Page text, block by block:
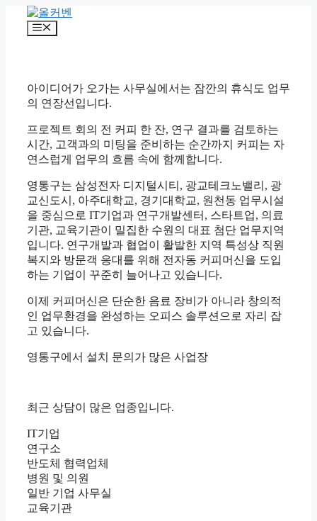
메
아이디어가 오가는 사무실에서는 잠깐의 휴식도 업무
의 연장선입니다.
프로젝트 회의 전 커피 한 잔, 연구 결과를 검토하는
시간, 고객과의 미팅을 준비하는 순간까지 커피는 자
연스럽게 업무의 흐름 속에 함께합니다.
영통구는 삼성전자 디지털시티, 광교테크노밸리, 광
교신도시, 아주대학교, 경기대학교, 원천동 업무시설
을 중심으로 IT기업과 연구개발센터, 스타트업, 의료
기관, 교육기관이 밀집한 수원의 대표 첨단 업무지역
입니다. 연구개발과 협업이 활발한 지역 특성상 직원
복지와 방문객 응대를 위해 전자동 커피머신을 도입
하는 기업이 꾸준히 늘어나고 있습니다.
이제 커피머신은 단순한 음료 장비가 아니라 창의적
인 업무환경을 완성하는 오피스 솔루션으로 자리 잡
고 있습니다.
영통구에서 설치 문의가 많은 사업장
최근 상담이 많은 업종입니다.
IT기업
연구소
반도체 협력업체
병원 및 의원
일반 기업 사무실
교육기관